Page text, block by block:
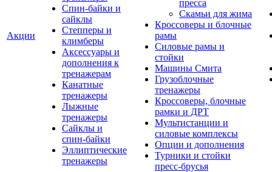
Акции
Спин-байки и
сайклы
Степперы и
климберы
Аксессуары и
дополнения к
тренажерам
Канатные
тренажеры
Лыжные
тренажеры
Сайклы и
спин-байки
Эллиптические
тренажеры
пресса
Скамьи для жима
Кроссоверы и блочные
рамы
Силовые рамы и
стойки
Машины Смита
Грузоблочные
тренажеры
Кроссоверы, блочные
рамки и ДРТ
Мультистанции и
силовые комплексы
Опции и дополнения
Турники и стойки
пресс-брусья